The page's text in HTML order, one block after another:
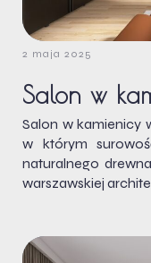
2 maja 2025
Salon w
Salon w kamienicy
w którym
naturalnego
warszawskiej